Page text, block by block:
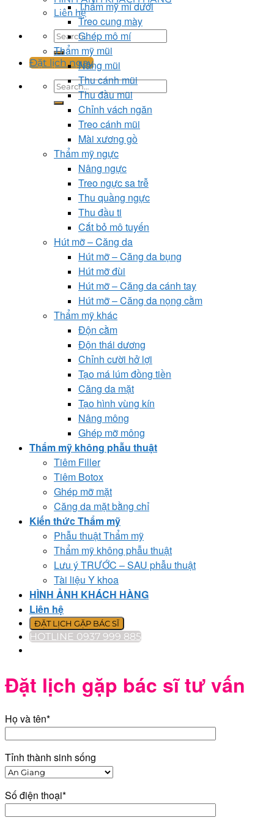
Liên hệ
Đặt lịch ngay
Thẩm mỹ mí dưới
Treo cung mày
Ghép mô mí
Thẩm mỹ mũi
Nâng mũi
Thu cánh mũi
Thu đầu mũi
Chỉnh vách ngăn
Treo cánh mũi
Mài xương gồ
Thẩm mỹ ngực
Nâng ngực
Treo ngực sa trễ
Thu quầng ngực
Thu đầu ti
Cắt bỏ mô tuyến
Hút mỡ – Căng da
Hút mỡ – Căng da bụng
Hút mỡ đùi
Hút mỡ – Căng da cánh tay
Hút mỡ – Căng da nọng cằm
Thẩm mỹ khác
Độn cằm
Độn thái dương
Chỉnh cười hở lợi
Tạo má lúm đồng tiền
Căng da mặt
Tạo hình vùng kín
Nâng mông
Ghép mỡ mông
Thẩm mỹ không phẫu thuật
Tiêm Filler
Tiêm Botox
Ghép mỡ mặt
Căng da mặt bằng chỉ
Kiến thức Thẩm mỹ
Phẫu thuật Thẩm mỹ
Thẩm mỹ không phẫu thuật
Lưu ý TRƯỚC – SAU phẫu thuật
Tài liệu Y khoa
HÌNH ẢNH KHÁCH HÀNG
Liên hệ
ĐẶT LỊCH GẶP BÁC SĨ
HOTLINE 0937 999 885
Đặt lịch gặp bác sĩ tư vấn
Họ và tên*
Tỉnh thành sinh sống
Số điện thoại*